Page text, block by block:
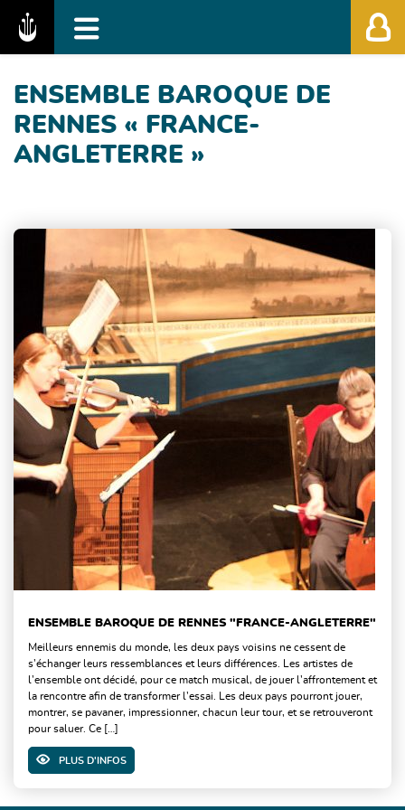
Fédération des Festivals de Musique
ENSEMBLE BAROQUE DE
RENNES « FRANCE-
ANGLETERRE »
ENSEMBLE BAROQUE DE RENNES "FRANCE-ANGLETERRE"
Meilleurs ennemis du monde, les deux pays voisins ne cessent de
s’échanger leurs ressemblances et leurs différences. Les artistes de
l’ensemble ont décidé, pour ce match musical, de jouer l’affrontement et
la rencontre afin de transformer l’essai. Les deux pays pourront jouer,
montrer, se pavaner, impressionner, chacun leur tour, et se retrouveront
pour saluer. Ce […]
PLUS D'INFOS